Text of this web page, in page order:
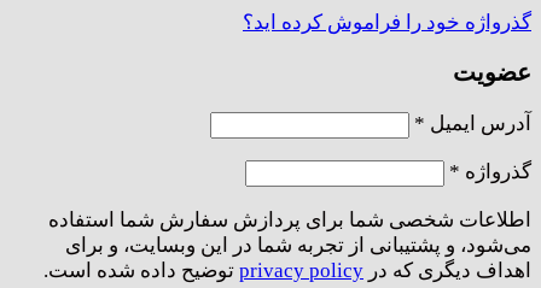
گذرواژه خود را فراموش کرده اید؟
عضویت
آدرس ایمیل *
گذرواژه *
اطلاعات شخصی شما برای پردازش سفارش شما استفاده
می‌شود، و پشتیبانی از تجربه شما در این وبسایت، و برای
اهداف دیگری که در privacy policy توضیح داده شده است.